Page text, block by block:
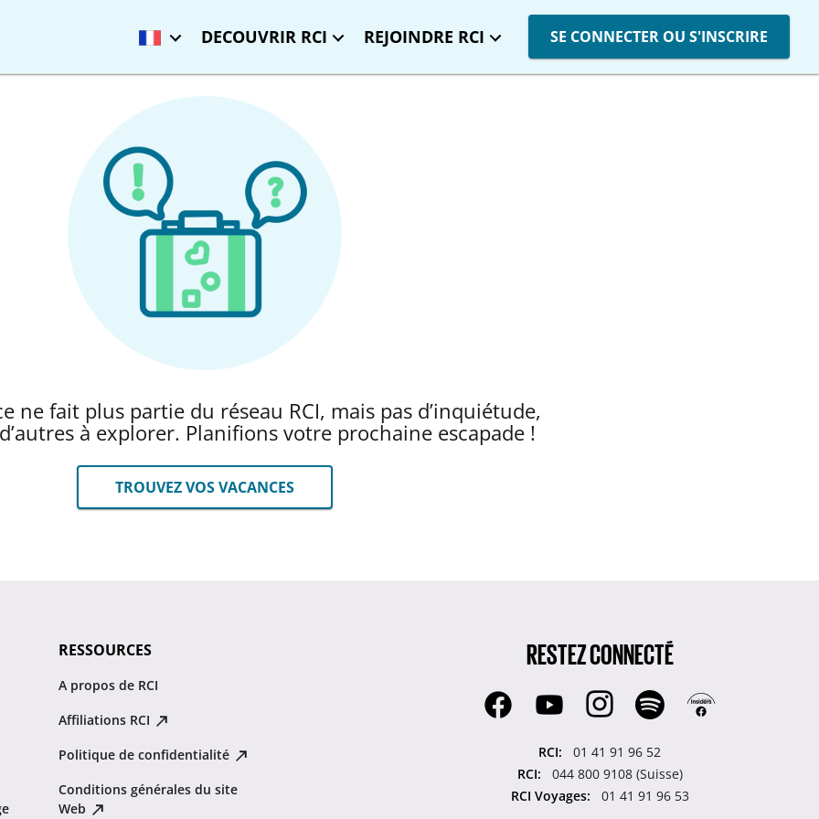
DECOUVRIR RCI REJOINDRE RCI SE CONNECTER OU S'INSCRIRE
ne fait plus partie du réseau RCI, mais pas d’inquiétude,
à explorer. Planifions votre prochaine escapade !
TROUVEZ VOS VACANCES
RESSOURCES
A propos de RCI
Affiliations RCI
Politique de confidentialité
Conditions générales du site
Web
RESTEZ CONNECTÉ
RCI:
01 41 91 96 52
RCI:
044 800 9108 (Suisse)
RCI Voyages:
01 41 91 96 53